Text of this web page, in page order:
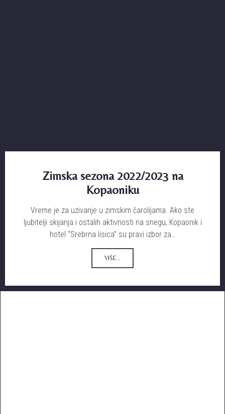
Zimska sezona 2022/2023 na
Kopaoniku
Vreme je za uzivanje u zimskim čarolijama. Ako ste
ljubitelji skijanja i ostalih aktivnosti na snegu, Kopaonik i
hotel “Srebrna lisica” su pravi izbor za…
VIŠE...